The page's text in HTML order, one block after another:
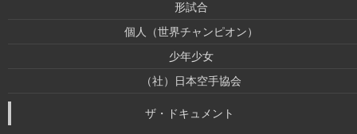
形試合
個人（世界チャンピオン）
少年少女
（社）日本空手協会
ザ・ドキュメント